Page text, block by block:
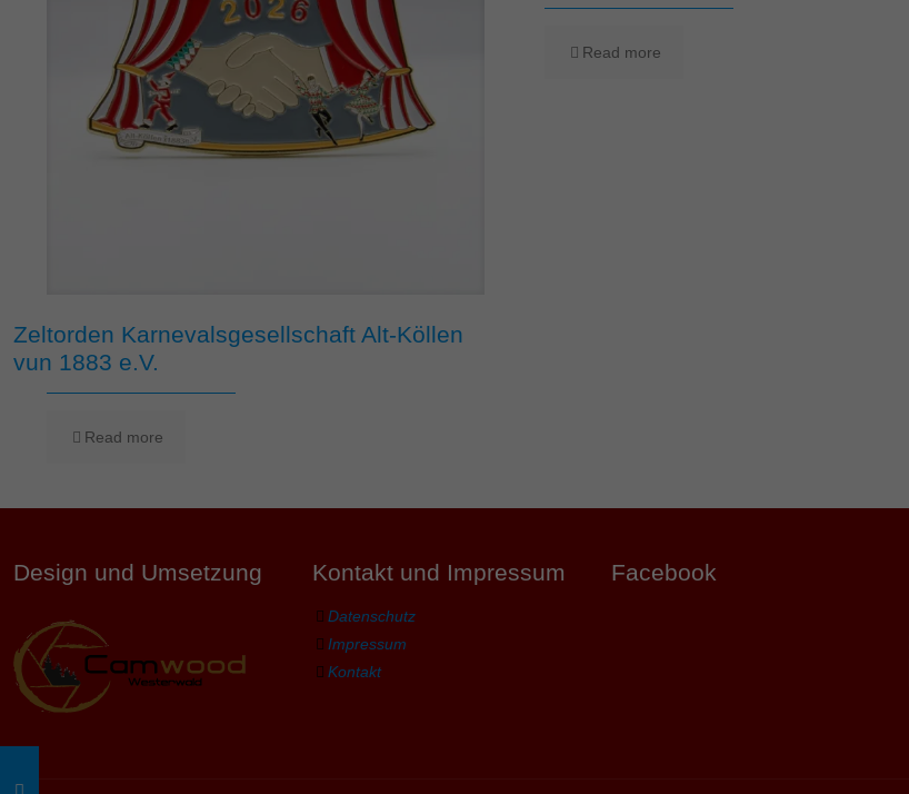
Zeltorden Karnevalsgesellschaft Alt-Köllen
vun 1883 e.V.
Read more
Read more
Design und Umsetzung Kontakt und Impressum
Datenschutz
Impressum
Kontakt
Facebook